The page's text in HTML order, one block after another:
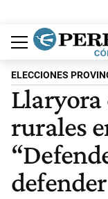
Política
Economía
Judiciales
Sociedad
Cultura
Espectáculos
Deportes
Protagonistas
ELECCIONES
Llaryora
rurales